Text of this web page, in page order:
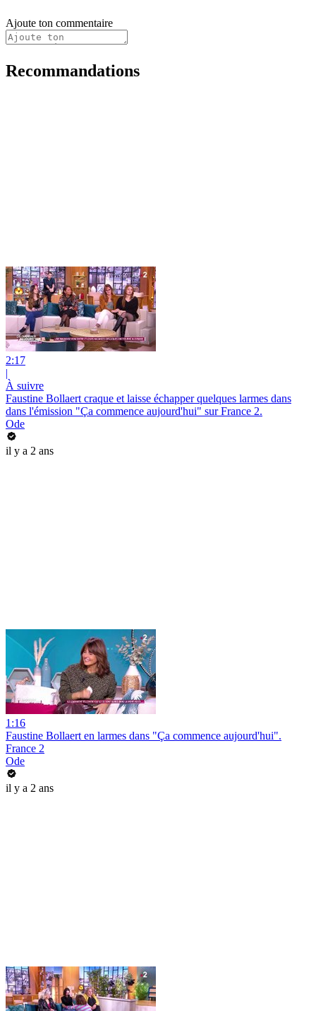
Ajoute ton commentaire
Recommandations
2:17
|
À suivre
Faustine Bollaert craque et laisse échapper quelques larmes dans
dans l'émission "Ça commence aujourd'hui" sur France 2.
Ode
il y a 2 ans
1:16
Faustine Bollaert en larmes dans "Ça commence aujourd'hui".
France 2
Ode
il y a 2 ans